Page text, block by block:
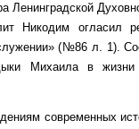
Ленинградской
Никодим
(№86 л. 1).
Михаила в жизни
современных